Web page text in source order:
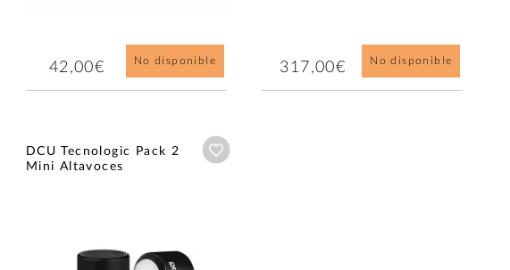
42,00€ No disponible 317,00€ No disponible
Añadir a wishlist
DCU Tecnologic Pack 2
Mini Altavoces